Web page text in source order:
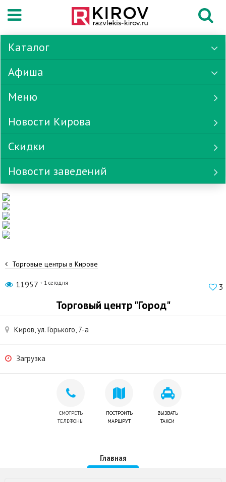
Каталог
Афиша
Меню
Новости Кирова
Скидки
Новости заведений
Торговые центры в Кирове
11957 + 1 сегодня 3
Торговый центр "Город"
Киров, ул. Горького, 7-а
Загрузка
СМОТРЕТЬ
ТЕЛЕФОНЫ
ПОСТРОИТЬ
МАРШРУТ
ВЫЗВАТЬ
ТАКСИ
Главная